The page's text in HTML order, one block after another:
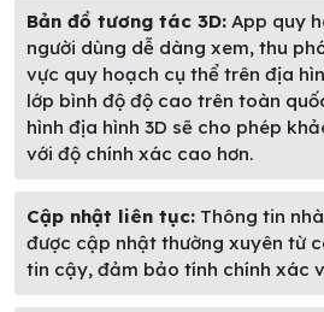
Bản đồ tương tác 3D: App quy
người dùng dễ dàng xem, thu
vực quy hoạch cụ thể trên địa
lớp bình độ độ cao trên toàn
hình địa hình 3D sẽ cho phép
với độ chính xác cao hơn.
Cập nhật liên tục: Thông tin
được cập nhật thường xuyên từ
tin cậy, đảm bảo tính chính xác